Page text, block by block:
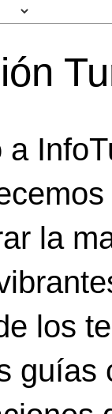
a
la
los
guías